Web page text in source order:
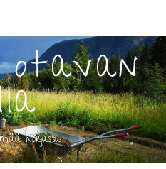
otavan
norjassa